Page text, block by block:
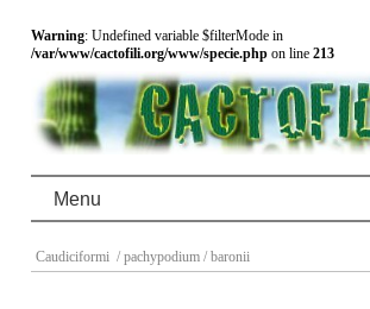
Warning: Undefined variable $filterMode in
/var/www/cactofili.org/www/specie.php on line 213
Menu
Caudiciformi / pachypodium / baronii